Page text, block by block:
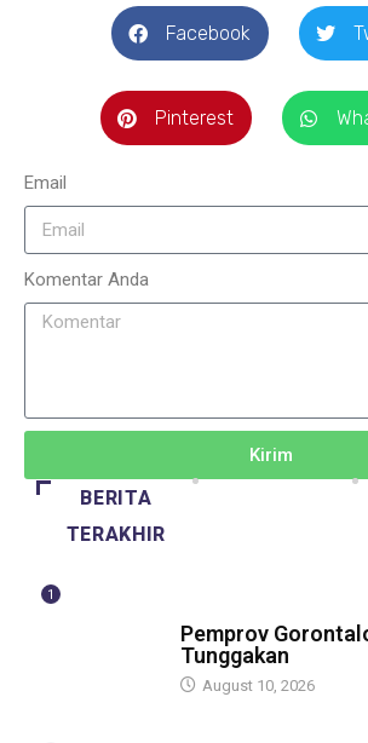
Facebook
Pinterest
Email
Komentar Anda
Kirim
BERITA
TERAKHIR
1
Pemprov
Tunggakan
August 10, 2026